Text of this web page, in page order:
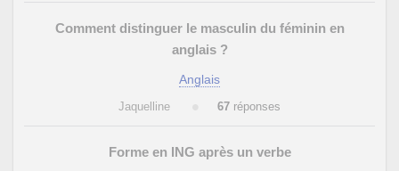
Comment distinguer le masculin du féminin en
anglais ?
Anglais
Jaquelline 67 réponses
Forme en ING après un verbe